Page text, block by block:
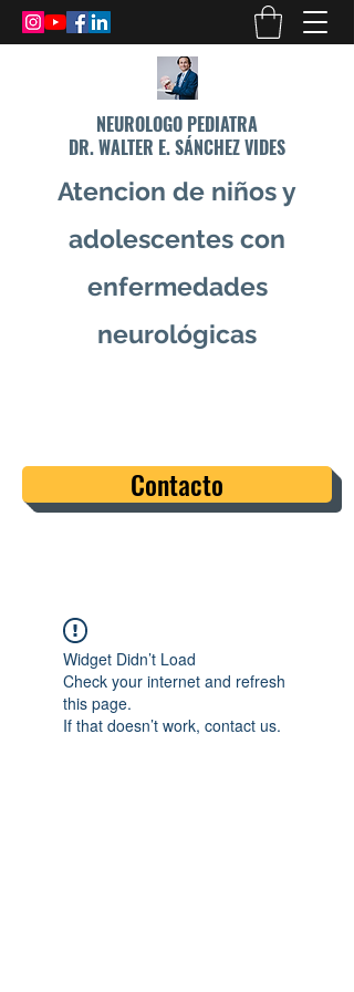
NEUROLOGO PEDIATRA
DR. WALTER E. SÁNCHEZ VIDES
Atencion de niños y
adolescentes con
enfermedades
neurológicas
Contacto
Widget Didn’t Load
Check your internet and refresh
this page.
If that doesn’t work, contact us.